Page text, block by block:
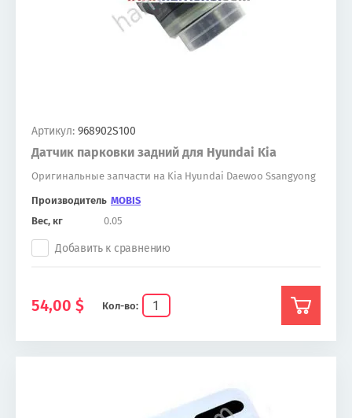
Артикул: 968902S100
Датчик парковки задний для Hyundai Kia
Оригинальные запчасти на Kia Hyundai Daewoo Ssangyong
Производитель MOBIS
Вес, кг
0.05
Кол-во:
Добавить к сравнению
54,00 $